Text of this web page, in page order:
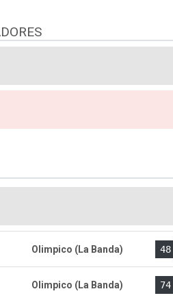
Olimpico (La Banda) 48
Olimpico (La Banda) 74